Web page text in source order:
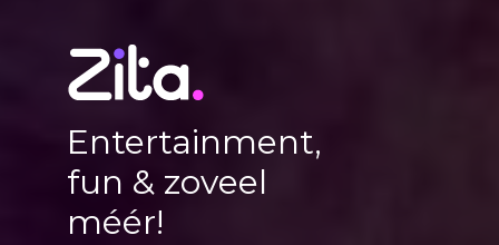
Entertainment,
fun & zoveel
méér!